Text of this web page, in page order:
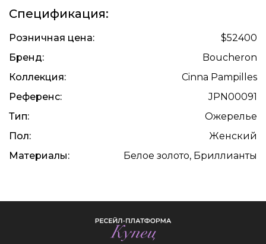
Спецификация:
Розничная цена:
$52400
Бренд:
Boucheron
Коллекция:
Cinna Pampilles
Референс:
JPN00091
Тип:
Ожерелье
Пол:
Женский
Материалы:
Белое золото, Бриллианты